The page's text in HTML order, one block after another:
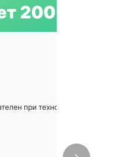
200
при технологии GPON